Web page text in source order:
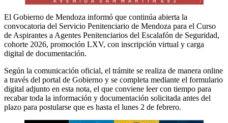
El Gobierno de Mendoza informó que continúa abierta la
convocatoria del Servicio Penitenciario de Mendoza para el Curso
de Aspirantes a Agentes Penitenciarios del Escalafón de Seguridad,
cohorte 2026, promoción LXV, con inscripción virtual y carga
digital de documentación.
Según la comunicación oficial, el trámite se realiza de manera online
a través del portal de Gobierno y se completa mediante el formulario
digital adjunto en esta nota, el que conviene leer con tiempo para
recabar toda la información y documentación solicitada antes del
plazo para postularse que es hasta el lunes 2 de febrero.